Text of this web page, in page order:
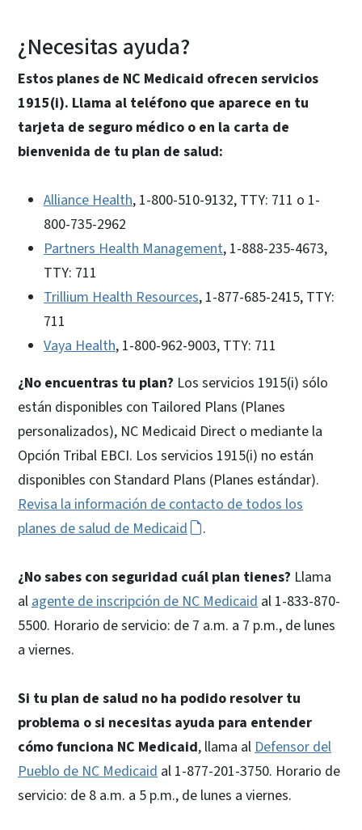
¿Necesitas ayuda?
Estos planes de NC Medicaid ofrecen servicios
1915(i). Llama al teléfono que aparece en tu
tarjeta de seguro médico o en la carta de
bienvenida de tu plan de salud:
Alliance Health, 1-800-510-9132, TTY: 711 o 1-
800-735-2962
Partners Health Management, 1-888-235-4673,
TTY: 711
Trillium Health Resources, 1-877-685-2415, TTY:
711
Vaya Health, 1-800-962-9003, TTY: 711
¿No encuentras tu plan? Los servicios 1915(i) sólo
están disponibles con Tailored Plans (Planes
personalizados), NC Medicaid Direct o mediante la
Opción Tribal EBCI. Los servicios 1915(i) no están
disponibles con Standard Plans (Planes estándar).
Revisa la información de contacto de todos los
planes de salud de Medicaid
.
¿No sabes con seguridad cuál plan tienes? Llama
al agente de inscripción de NC Medicaid al 1-833-870-
5500. Horario de servicio: de 7 a.m. a 7 p.m., de lunes
a viernes.
Si tu plan de salud no ha podido resolver tu
problema o si necesitas ayuda para entender
cómo funciona NC Medicaid, llama al Defensor del
Pueblo de NC Medicaid al 1-877-201-3750. Horario de
servicio: de 8 a.m. a 5 p.m., de lunes a viernes.